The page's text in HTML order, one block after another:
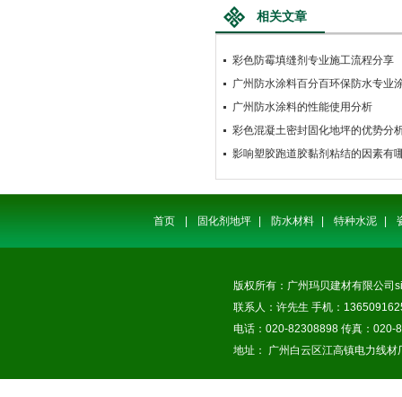
相关文章
彩色防霉填缝剂专业施工流程分享
广州防水涂料百分百环保防水专业
广州防水涂料的性能使用分析
彩色混凝土密封固化地坪的优势分
影响塑胶跑道胶黏剂粘结的因素有
首页 固化剂地坪 防水材料 特种水泥
版权所有：广州玛贝建材有限公司
联系人：许先生 手机：
电话：020-82308898 传真：020-
地址： 广州白云区江高镇电力线材